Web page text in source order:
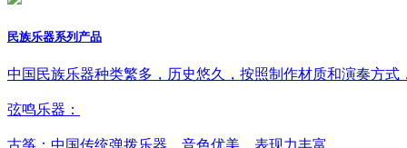
民族乐器系列产品
中国民族乐器种类繁多，历史悠久，按照制作材质和演奏方式
弦鸣乐器：
古筝：中国传统弹拨乐器，音色优美，表现力丰富。